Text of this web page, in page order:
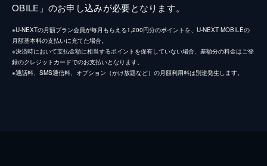
OBILE」のお申し込みが必要となります。
※U-NEXTの月額プラン会員が毎月もらえる1,200円分のポイントを、U-NEXT MOBILEの
月額基本料の支払いに充てた場合。
※決済時において支払金額に相当するポイントを保有していない場合、差額分の料金はご登
録のクレジットカードでのお支払いとなります。
※通話料、SMS通信料、オプション（かけ放題など）の月額利用料は別途発生します。